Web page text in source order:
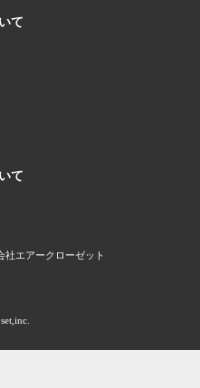
て
て
社エアークローゼット